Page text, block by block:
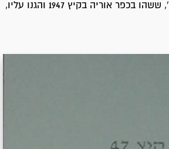
המכבי הצעיר - גרעין ד', ששהו בכפר אוריה בקיץ 1947 והגנו עליו,